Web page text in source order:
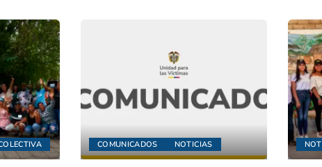
COMUNICADOS NOTICIAS